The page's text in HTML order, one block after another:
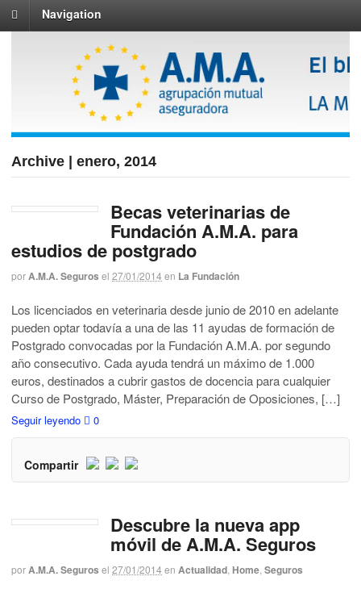
Navigation
Archive | enero, 2014
Becas veterinarias de
Fundación A.M.A. para
estudios de postgrado
porA.M.A. Seguros el 27/01/2014 en La Fundación
Los licenciados en veterinaria desde junio de 2010 en adelante
pueden optar todavía a una de las 11 ayudas de formación de
Postgrado convocadas por la Fundación A.M.A. por segundo
año consecutivo. Cada ayuda tendrá un máximo de 1.000
euros, destinados a cubrir gastos de docencia para cualquier
Curso de Postgrado, Máster, Preparación de Oposiciones, […]
Seguir leyendo 0
Compartir
Descubre la nueva app
móvil de A.M.A. Seguros
porA.M.A. Seguros el 27/01/2014 en Actualidad Home Seguros